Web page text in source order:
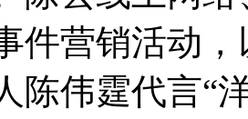
件营销活动
陈伟霆代言“